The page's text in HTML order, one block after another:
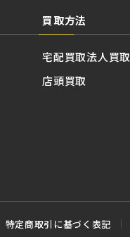
買取方法
宅配買取
店頭買取
法人買取
特定商取引に基づく表記